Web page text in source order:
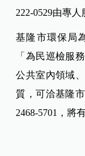
222-0529由專人
基隆市環保局
「為民巡檢服
公共室內領域
質，可洽基隆
2468-5701，將